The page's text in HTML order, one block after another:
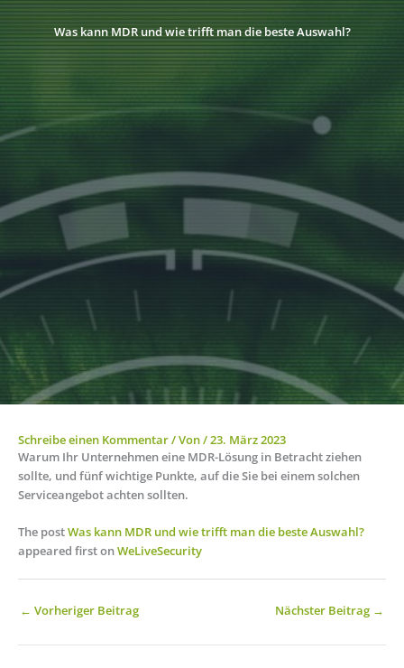
Was kann MDR und wie trifft man die beste Auswahl?
Schreibe einen Kommentar/ Von/23. März 2023
Warum Ihr Unternehmen eine MDR-Lösung in Betracht ziehen
sollte, und fünf wichtige Punkte, auf die Sie bei einem solchen
Serviceangebot achten sollten.
The postWas kann MDR und wie trifft man die beste Auswahl?
appeared first onWeLiveSecurity
← Vorheriger Beitrag Nächster Beitrag →